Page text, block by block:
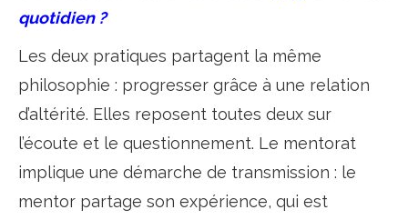
quotidien ?
Les deux pratiques partagent la même
philosophie : progresser grâce à une relation
d’altérité. Elles reposent toutes deux sur
l’écoute et le questionnement. Le mentorat
implique une démarche de transmission : le
mentor partage son expérience, qui est